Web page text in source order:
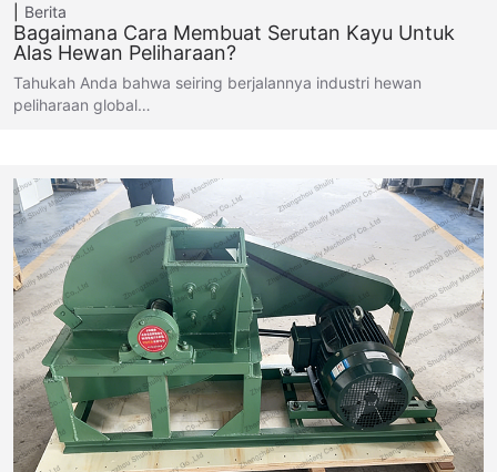
Berita
Bagaimana Cara Membuat Serutan Kayu Untuk
Alas Hewan Peliharaan?
Tahukah Anda bahwa seiring berjalannya industri hewan
peliharaan global…